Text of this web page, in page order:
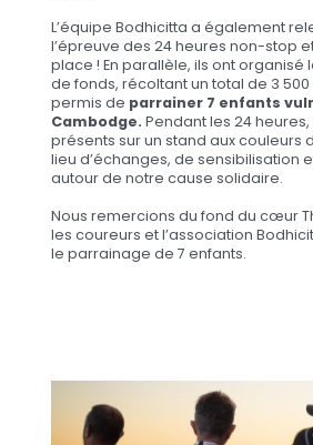
L’équipe Bodhicitta a également
l’épreuve des 24 heures non-stop
place ! En parallèle, ils ont organisé
de fonds, récoltant un total de 3
permis de parrainer 7 enfants
Cambodge. Pendant les 24
présents sur un stand aux couleurs
lieu d’échanges, de sensibilisation
autour de notre cause solidaire.
Nous remercions du fond du cœur
les coureurs et l’association
le parrainage de 7 enfants.